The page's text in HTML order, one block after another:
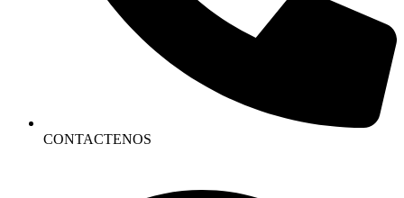
CONTACTENOS